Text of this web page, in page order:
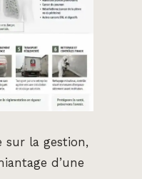
sur la gestion,
d’une